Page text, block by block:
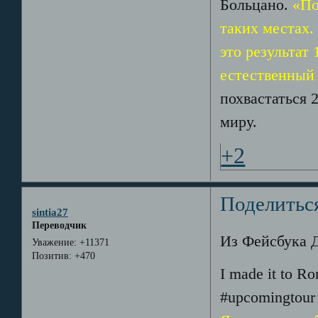
Больцано.
таких
это
миру.
+2
sintia27
Переводчик
Уважение: +11371
Позитив: +470
Из Фейсбука
I made it to